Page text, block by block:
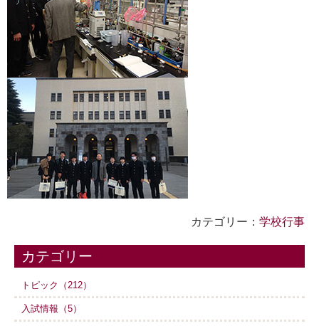
カテゴリー： 学校行事
カテゴリー
トピック（212）
入試情報（5）